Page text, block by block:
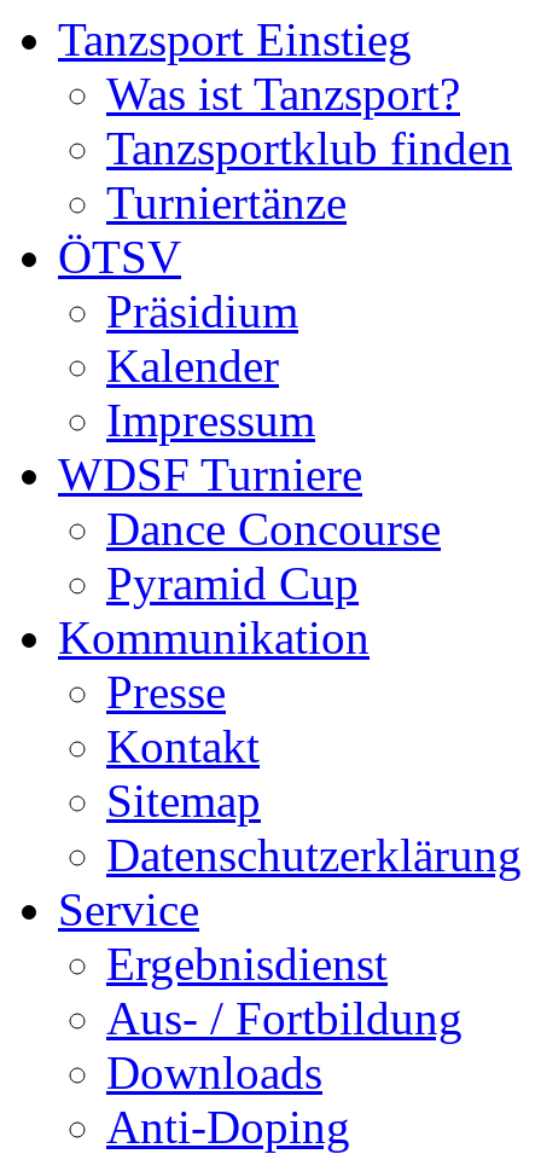
Tanzsport Einstieg
Was ist Tanzsport?
Tanzsportklub finden
Turniertänze
ÖTSV
Präsidium
Kalender
Impressum
WDSF Turniere
Dance Concourse
Pyramid Cup
Kommunikation
Presse
Kontakt
Sitemap
Datenschutzerklärung
Service
Ergebnisdienst
Aus- / Fortbildung
Downloads
Anti-Doping